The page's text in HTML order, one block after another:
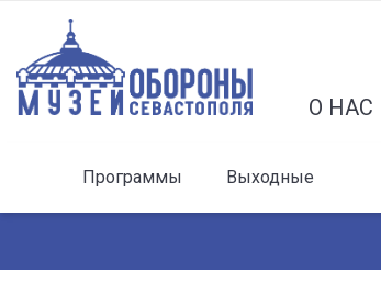
О НАС
Программы Выходные